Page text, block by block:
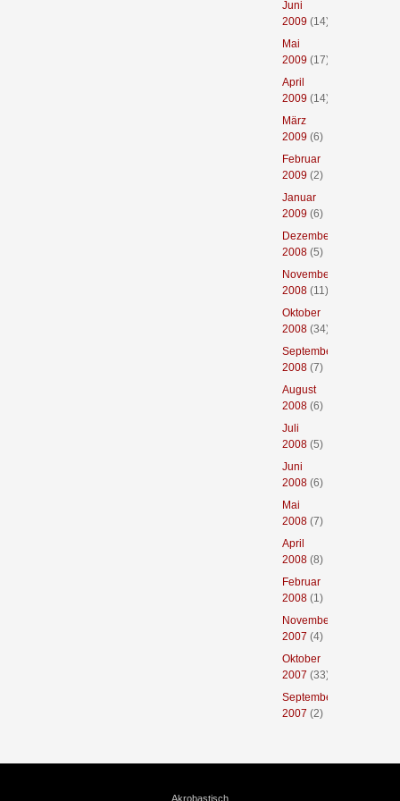
Juni
2009 (14)
Mai
2009 (17)
April
2009 (14)
März
2009 (6)
Februar
2009 (2)
Januar
2009 (6)
Dezember
2008(5)
November
2008(11)
Oktober
2008(34)
September
2008(7)
August
2008(6)
Juli
2008(5)
Juni
2008(6)
Mai
2008(7)
April
2008(8)
Februar
2008(1)
November
2007 (4)
Oktober
2007 (33)
September
2007 (2)
Akrobastisch